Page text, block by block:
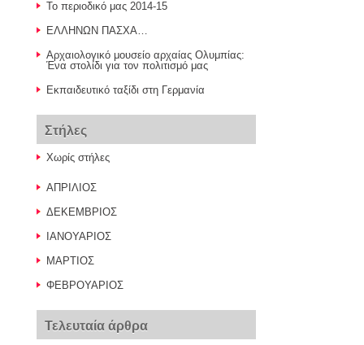
Το περιοδικό μας 2014-15
ΕΛΛΗΝΩΝ ΠΑΣΧΑ…
Αρχαιολογικό μουσείο αρχαίας Ολυμπίας:
Ένα στολίδι για τον πολιτισμό μας
Εκπαιδευτικό ταξίδι στη Γερμανία
Στήλες
Χωρίς στήλες
ΑΠΡΙΛΙΟΣ
ΔΕΚΕΜΒΡΙΟΣ
ΙΑΝΟΥΑΡΙΟΣ
ΜΑΡΤΙΟΣ
ΦΕΒΡΟΥΑΡΙΟΣ
Τελευταία άρθρα